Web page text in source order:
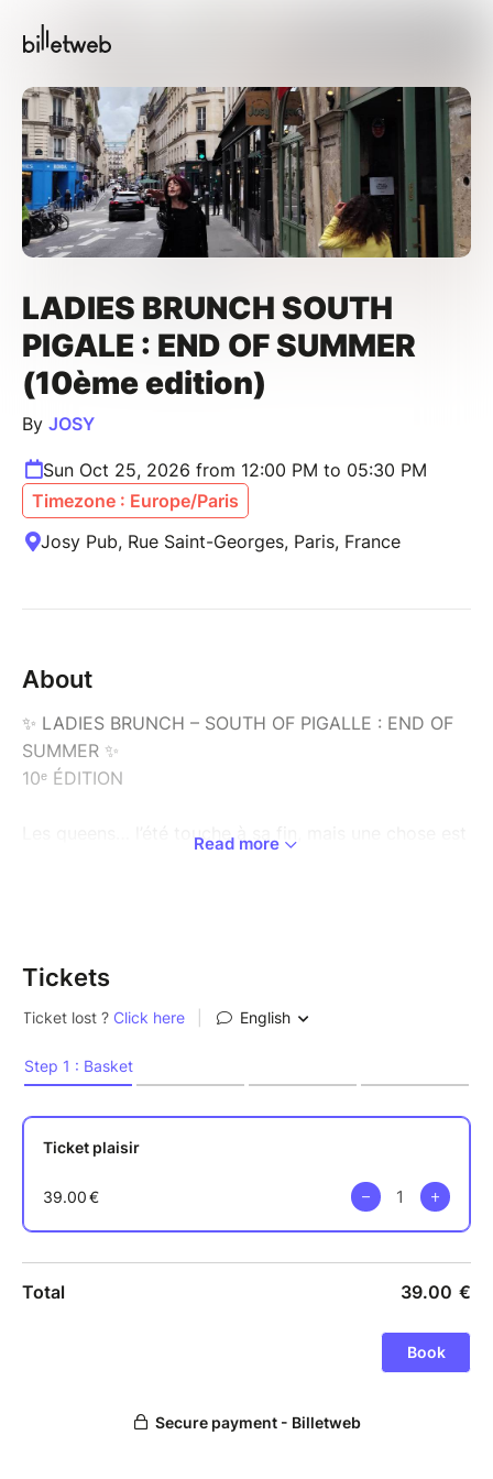
LADIES BRUNCH SOUTH
PIGALE : END OF SUMMER
(10ème edition)
By JOSY
Sun Oct 25, 2026 from 12:00 PM to 05:30 PM
Timezone : Europe/Paris
Josy Pub, Rue Saint-Georges, Paris, France
About
✨ LADIES BRUNCH – SOUTH OF PIGALLE : END OF
SUMMER ✨
10ᵉ ÉDITION
Les queens… l’été touche à sa fin, mais une chose est
South of Pigalle : End of Summer, une édition pensée
tourner la page de la saison.
Imagine une ambiance où les derniers rayons de
cocktails, des paillettes, de la musique et de cette
énergie qu’on aimerait garder toute l’année.
Parce qu’avant d’accueillir l’automne, on avait envie
décomplexée.
???? Un brunch sucré/salé ultra gourmand
???? Des animations inédites, des jeux et de
Read more
Tickets